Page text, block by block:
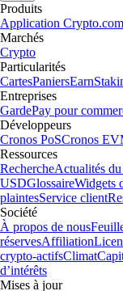
Produits
Application Crypto.com
Marchés
Crypto
Particularités
CartesPaniersEarn
Entreprises
GardePay pour
Développeurs
Cronos PoSCronos
Ressources
RechercheActualités
USDGlossaireWidgets
plaintesService client
Société
À propos de nous
réservesAffiliation
crypto-actifsClimat
d’intérêts
Mises à jour